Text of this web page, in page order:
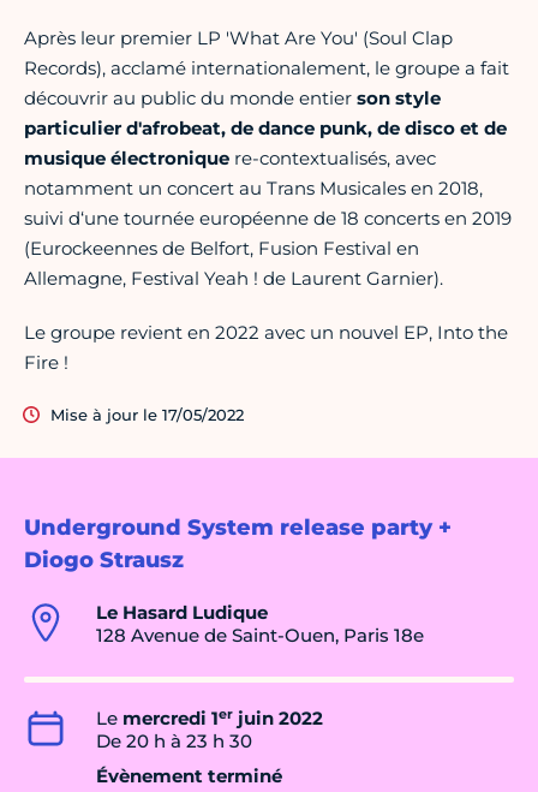
Underground System release party +
Diogo Strausz
Le Hasard Ludique
128 Avenue de Saint-Ouen, Paris 18e
Le mercredi 1er juin 2022
De 20 h à 23 h 30
Évènement terminé
Après leur premier LP 'What Are You' (Soul Clap
Records), acclamé internationalement, le groupe a fait
découvrir au public du monde entier son style
particulier d'afrobeat, de dance punk, de disco et de
musique électronique re-contextualisés, avec
notamment un concert au Trans Musicales en 2018,
suivi d‘une tournée européenne de 18 concerts en 2019
(Eurockeennes de Belfort, Fusion Festival en
Allemagne, Festival Yeah ! de Laurent Garnier).
Le groupe revient en 2022 avec un nouvel EP, Into the
Fire !
Mise à jour le 17/05/2022